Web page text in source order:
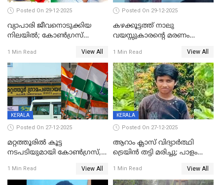
Posted On 29-12-2025
വ്യാപാരി ജീവനൊടുക്കിയ
നിലയില്‍; കോണ്‍ഗ്രസ്
മാനസികപീഡനമെന്ന് കുറിപ്പ്
1 Min Read View All
Posted On 29-12-2025
കഴക്കൂട്ടത്ത് നാലു
വയസ്സുകാരന്റെ മരണം
സുഹൃത്തും പൊലീസ്
കസ്റ്റഡിയിൽ
1 Min Read View All
KERALA
Posted On 27-12-2025
മറ്റത്തൂരിൽ കൂട്ട
നടപടിയുമായി കോണ്‍ഗ്രസ്,
എട്ട് പേര്‍ ഉള്‍പ്പെടെ
പത്തുപേരെ പുറത്താക്കി,
1 Min Read View All
KERALA
Posted On 27-12-2025
ആറാം ക്ലാസ് വിദ്യാർത്ഥി
ട്രെയിൻ തട്ടി മരിച്ചു; പാളം
അപകടം മലപ്പുറത്ത്
1 Min Read View All